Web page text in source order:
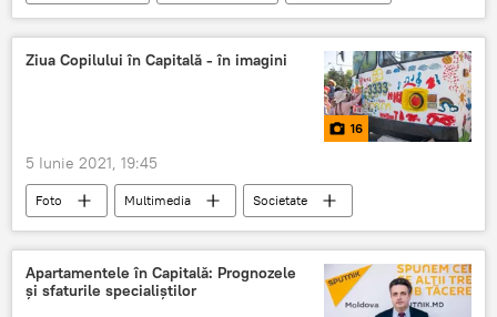
Societate
Bacalaureat
proba
Examen
Ziua Copilului în Capitală - în imagini
16
5 Iunie 2021, 19:45
Foto Multimedia
Societate
Evenimente
Apartamentele în Capitală: Prognozele
și sfaturile specialiștilor